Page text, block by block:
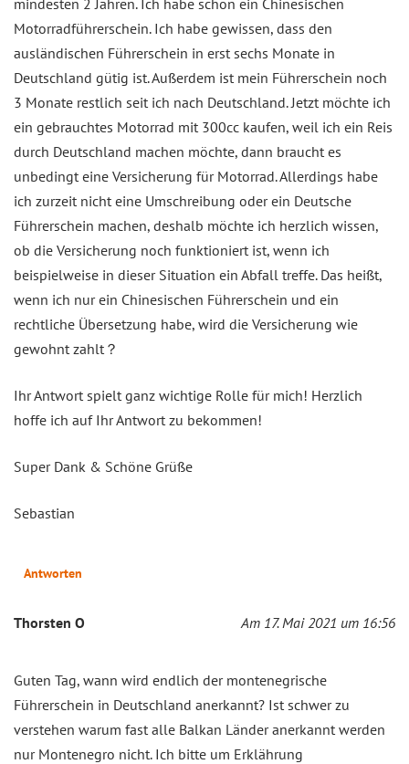
Motorradführerschein. Ich habe gewissen, dass den
ausländischen Führerschein in erst sechs Monate in
Deutschland gütig ist. Außerdem ist mein Führerschein noch
3 Monate restlich seit ich nach Deutschland. Jetzt möchte ich
ein gebrauchtes Motorrad mit 300cc kaufen, weil ich ein Reis
durch Deutschland machen möchte, dann braucht es
unbedingt eine Versicherung für Motorrad. Allerdings habe
ich zurzeit nicht eine Umschreibung oder ein Deutsche
Führerschein machen, deshalb möchte ich herzlich wissen,
ob die Versicherung noch funktioniert ist, wenn ich
beispielweise in dieser Situation ein Abfall treffe. Das heißt,
wenn ich nur ein Chinesischen Führerschein und ein
rechtliche Übersetzung habe, wird die Versicherung wie
gewohnt zahlt？
Ihr Antwort spielt ganz wichtige Rolle für mich! Herzlich
hoffe ich auf Ihr Antwort zu bekommen!
Super Dank & Schöne Grüße
Sebastian
Antworten
Thorsten O Am 17. Mai 2021 um 16:56
Guten Tag, wann wird endlich der montenegrische
Führerschein in Deutschland anerkannt? Ist schwer zu
verstehen warum fast alle Balkan Länder anerkannt werden
nur Montenegro nicht. Ich bitte um Erklährung